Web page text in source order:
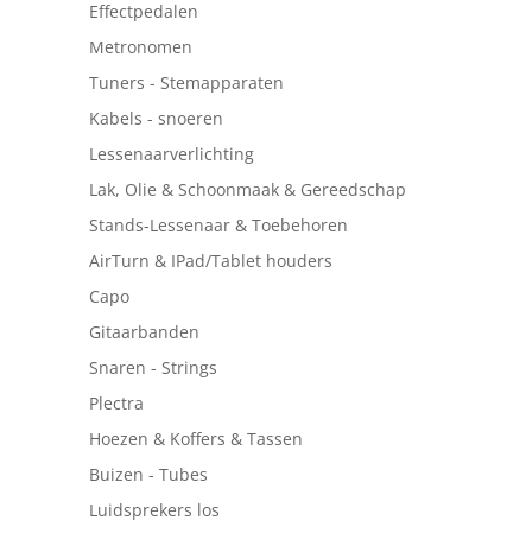
Effectpedalen
Metronomen
Tuners - Stemapparaten
Kabels - snoeren
Lessenaarverlichting
Lak, Olie & Schoonmaak & Gereedschap
Stands-Lessenaar & Toebehoren
AirTurn & IPad/Tablet houders
Capo
Gitaarbanden
Snaren - Strings
Plectra
Hoezen & Koffers & Tassen
Buizen - Tubes
Luidsprekers los